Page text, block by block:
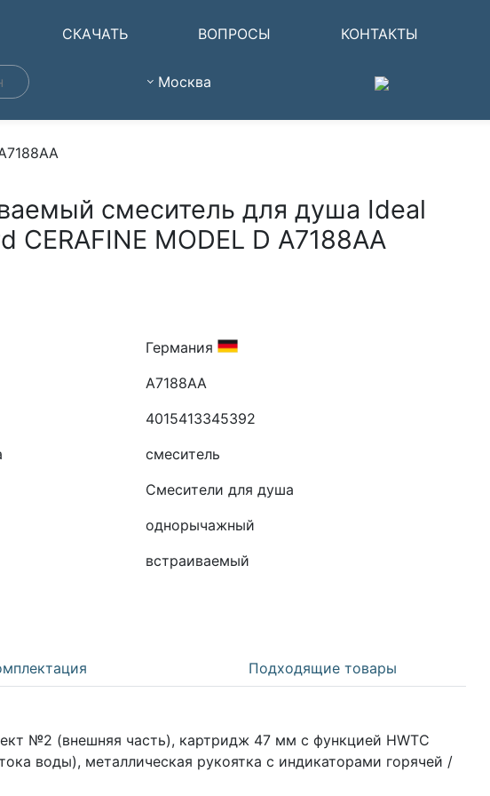
СКАЧАТЬ ВОПРОСЫ КОНТАКТЫ
Москва
смеситель для душа Ideal
CERAFINE MODEL D A7188AA
Германия
A7188AA
4015413345392
смеситель
Смесители для душа
однорычажный
встраиваемый
Подходящие товары
№2 (внешняя часть), картридж 47 мм с функцией HWTC
воды), металлическая рукоятка с индикаторами горячей /